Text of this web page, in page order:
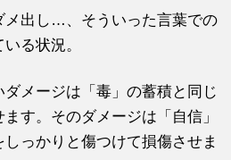
メ出し…、そういった言葉での
る状況。
メージは「毒」の蓄積と同じ
す。そのダメージは「自信」
っかりと傷つけて損傷させま